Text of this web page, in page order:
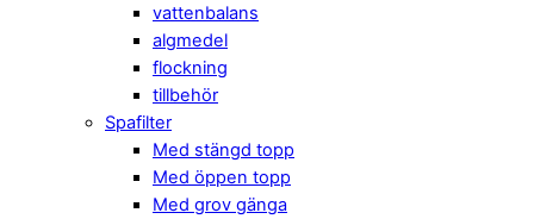
vattenbalans
algmedel
flockning
tillbehör
Spafilter
Med stängd topp
Med öppen topp
Med grov gänga